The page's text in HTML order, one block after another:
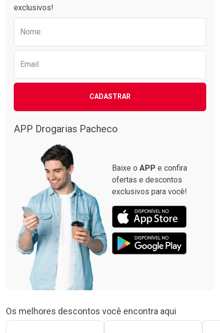
exclusivos!
Nome
Email
CADASTRAR
APP Drogarias Pacheco
Baixe o APP e confira
ofertas e descontos
exclusivos para você!
Os melhores descontos você encontra aqui